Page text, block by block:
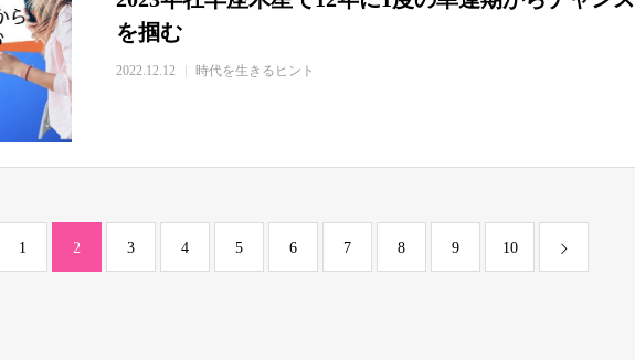
を掴む
2022.12.12 時代を生きるヒント
1 2 3 4 5 6 7 8 9 10